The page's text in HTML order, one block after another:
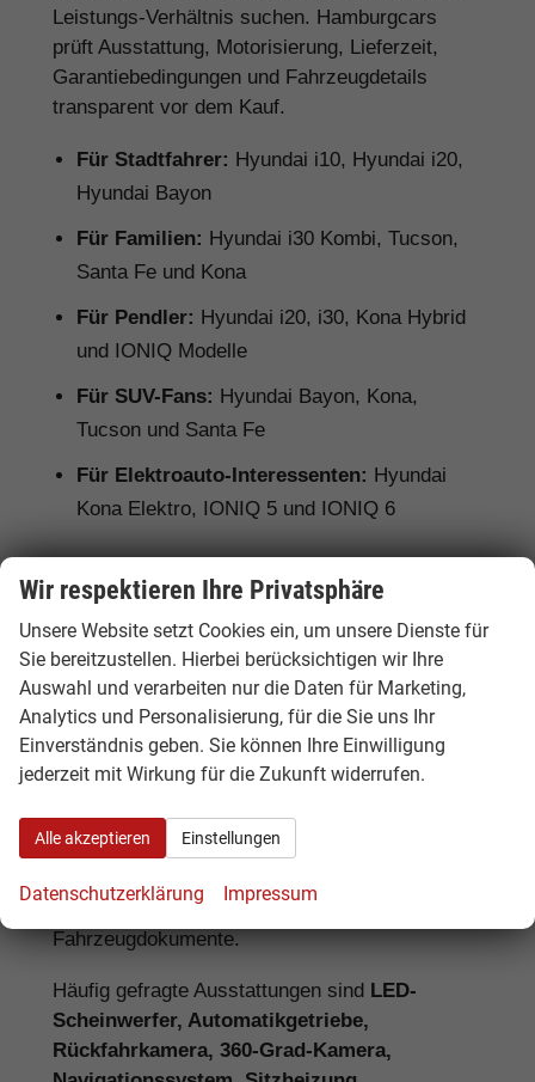
Leistungs-Verhältnis suchen. Hamburgcars
prüft Ausstattung, Motorisierung, Lieferzeit,
Garantiebedingungen und Fahrzeugdetails
transparent vor dem Kauf.
Für Stadtfahrer: Hyundai i10, Hyundai i20,
Hyundai Bayon
Für Familien: Hyundai i30 Kombi, Tucson,
Santa Fe und Kona
Für Pendler: Hyundai i20, i30, Kona Hybrid
und IONIQ Modelle
Für SUV-Fans: Hyundai Bayon, Kona,
Tucson und Santa Fe
Für Elektroauto-Interessenten: Hyundai
Kona Elektro, IONIQ 5 und IONIQ 6
Ausstattung, Lieferzeit und
Unterschiede bei Hyundai EU-
Neuwagen
Bei einem Hyundai EU-Neuwagen kann die
Serienausstattung je nach Herkunftsland vom
deutschen Modell abweichen. Deshalb lohnt
sich ein genauer Vergleich. Hamburgcars achtet
für Sie auf wichtige Details wie Motorisierung,
Assistenzsysteme, Lieferzeit, Garantie und
Fahrzeugdokumente.
Häufig gefragte Ausstattungen sind LED-
Scheinwerfer, Automatikgetriebe,
Rückfahrkamera, 360-Grad-Kamera,
Wir respektieren Ihre Privatsphäre
Unsere Website setzt Cookies ein, um unsere Dienste für
Sie bereitzustellen. Hierbei berücksichtigen wir Ihre
Auswahl und verarbeiten nur die Daten für Marketing,
Analytics und Personalisierung, für die Sie uns Ihr
Einverständnis geben. Sie können Ihre Einwilligung
jederzeit mit Wirkung für die Zukunft widerrufen.
Alle akzeptieren Einstellungen
Datenschutzerklärung Impressum